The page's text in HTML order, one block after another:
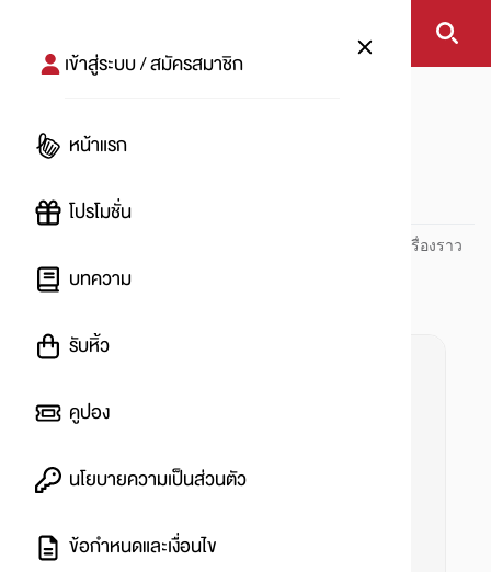
เข้าสู่ระบบ / สมัครสมาชิก
หน้าแรก
โปรโมชั่น
บทความ
รับหิ้ว
คูปอง
นโยบายความเป็นส่วนตัว
ข้อกำหนดและเงื่อนไข
#
ปันโปร PUNPRO ที่ 1 ด้านโปรโมชัน อัปเดตและติดตามทุกเรื่องราว
โปรโมชัน